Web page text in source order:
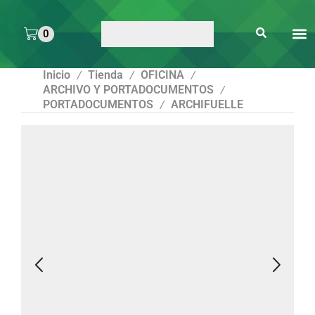
0
Inicio / Tienda / OFICINA /
ARCHIVO Y PORTADOCUMENTOS /
PORTADOCUMENTOS / ARCHIFUELLE